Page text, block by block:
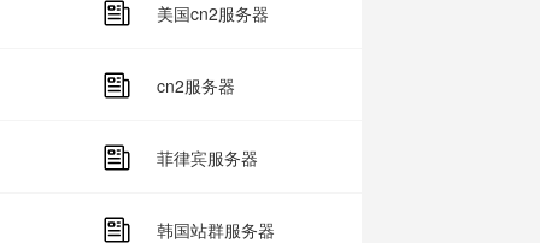
美国cn2服务器
cn2服务器
菲律宾服务器
韩国站群服务器